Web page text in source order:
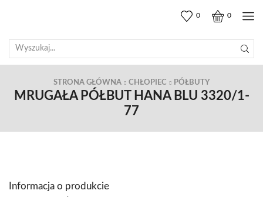
0 0
INPUT
STRONA GŁÓWNA CHŁOPIEC PÓŁBUTY
MRUGAŁA PÓŁBUT HANA BLU 3320/1-
77
Informacja o produkcie